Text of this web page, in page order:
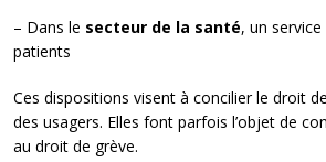
– Dans le secteur de la santé, un
patients
Ces dispositions visent à concilier le droit
des usagers. Elles font parfois l’objet de
au droit de grève.